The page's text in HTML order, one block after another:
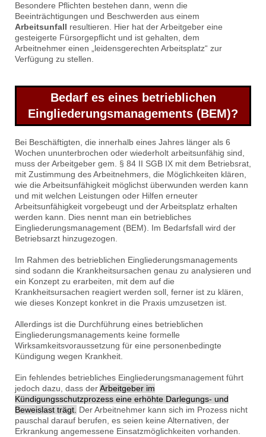
Besondere Pflichten bestehen dann, wenn die
Beeinträchtigungen und Beschwerden aus einem
Arbeitsunfall resultieren. Hier hat der Arbeitgeber eine
gesteigerte Fürsorgepflicht und ist gehalten, dem
Arbeitnehmer einen „leidensgerechten Arbeitsplatz“ zur
Verfügung zu stellen.
Bedarf es eines betrieblichen
Eingliederungsmanagements (BEM)?
Bei Beschäftigten, die innerhalb eines Jahres länger als 6
Wochen ununterbrochen oder wiederholt arbeitsunfähig sind,
muss der Arbeitgeber gem. § 84 II SGB IX mit dem Betriebsrat,
mit Zustimmung des Arbeitnehmers, die Möglichkeiten klären,
wie die Arbeitsunfähigkeit möglichst überwunden werden kann
und mit welchen Leistungen oder Hilfen erneuter
Arbeitsunfähigkeit vorgebeugt und der Arbeitsplatz erhalten
werden kann. Dies nennt man ein betriebliches
Eingliederungsmanagement (BEM). Im Bedarfsfall wird der
Betriebsarzt hinzugezogen.
Im Rahmen des betrieblichen Eingliederungsmanagements
sind sodann die Krankheitsursachen genau zu analysieren und
ein Konzept zu erarbeiten, mit dem auf die
Krankheitsursachen reagiert werden soll, ferner ist zu klären,
wie dieses Konzept konkret in die Praxis umzusetzen ist.
Allerdings ist die Durchführung eines betrieblichen
Eingliederungsmanagements keine formelle
Wirksamkeitsvoraussetzung für eine personenbedingte
Kündigung wegen Krankheit.
Ein fehlendes betriebliches Eingliederungsmanagement führt
jedoch dazu, dass derArbeitgeber im
Kündigungsschutzprozess eine erhöhte Darlegungs- und
Beweislast trägt. Der Arbeitnehmer kann sich im Prozess nicht
pauschal darauf berufen, es seien keine Alternativen, der
Erkrankung angemessene Einsatzmöglichkeiten vorhanden.